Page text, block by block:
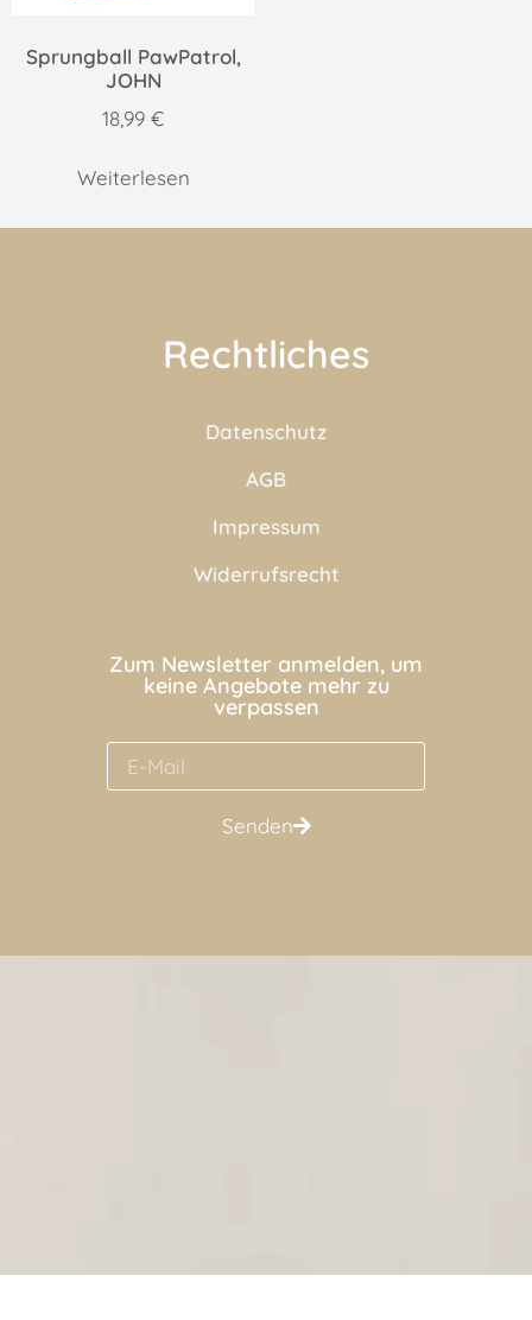
Sprungball PawPatrol,
JOHN
18,99 €
Weiterlesen
Rechtliches
Datenschutz
AGB
Impressum
Widerrufsrecht
Zum Newsletter anmelden, um
keine Angebote mehr zu
verpassen
Senden